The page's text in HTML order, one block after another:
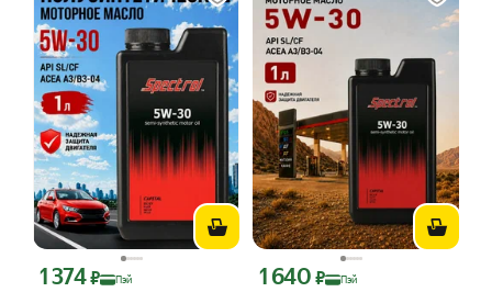
Цена с картой Яндекс Пэй 1374 ₽ вместо
1 374₽ Пэй Цена с картой Яндекс Пэй 1640 ₽
1 640 ₽ Пэй